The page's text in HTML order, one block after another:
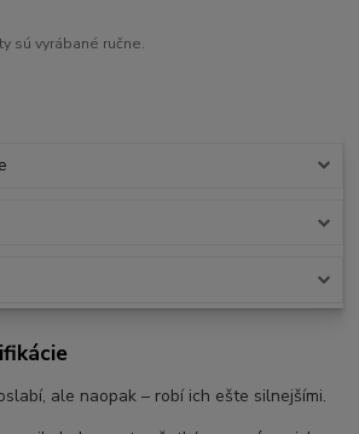
sú vyrábané ručne.
ale naopak – robí ich ešte silnejšími.